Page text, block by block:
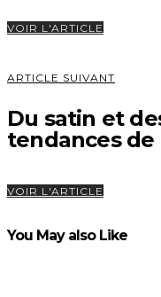
VOIR L'ARTICLE
ARTICLE SUIVANT
Du satin et
tendances de
VOIR L'ARTICLE
You May also Like